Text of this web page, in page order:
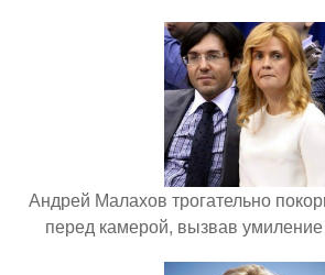
Андрей Малахов трогательно
перед камерой, вызвав умиление